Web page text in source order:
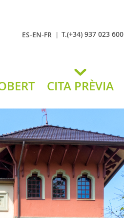
ES-EN-FR T.(+34) 937 023 600
CITA PRÈVIA